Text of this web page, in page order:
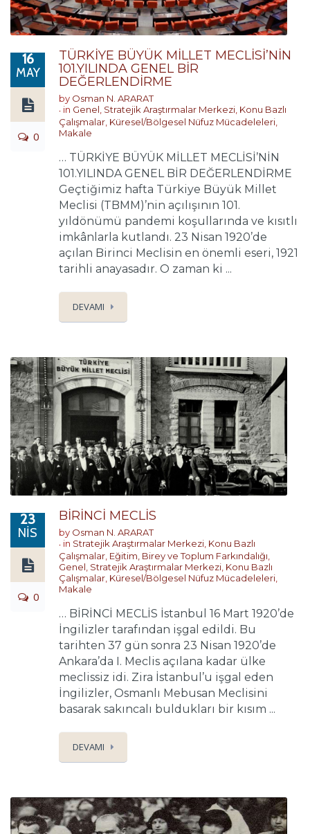
16
MAY
0
TÜRKİYE BÜYÜK MİLLET MECLİSİ’NİN
101.YILINDA GENEL BİR
DEĞERLENDİRME
by Osman N. ARARAT
in Genel Stratejik Araştırmalar Merkezi Konu Bazlı
Çalışmalar Küresel/Bölgesel Nüfuz Mücadeleleri
Makale
… TÜRKİYE BÜYÜK MİLLET MECLİSİ’NİN
101.YILINDA GENEL BİR DEĞERLENDİRME
Geçtiğimiz hafta Türkiye Büyük Millet
Meclisi (TBMM)’nin açılışının 101.
yıldönümü pandemi koşullarında ve kısıtlı
imkânlarla kutlandı. 23 Nisan 1920’de
açılan Birinci Meclisin en önemli eseri, 1921
tarihli anayasadır. O zaman ki ...
DEVAMI
23
NIS
0
BİRİNCİ MECLİS
by Osman N. ARARAT
in Stratejik Araştırmalar Merkezi Konu Bazlı
Çalışmalar Eğitim, Birey ve Toplum Farkındalığı
Genel Stratejik Araştırmalar Merkezi Konu Bazlı
Çalışmalar Küresel/Bölgesel Nüfuz Mücadeleleri
Makale
… BİRİNCİ MECLİS İstanbul 16 Mart 1920’de
İngilizler tarafından işgal edildi. Bu
tarihten 37 gün sonra 23 Nisan 1920’de
Ankara’da I. Meclis açılana kadar ülke
meclissiz idi. Zira İstanbul’u işgal eden
İngilizler, Osmanlı Mebusan Meclisini
basarak sakıncalı buldukları bir kısım ...
DEVAMI